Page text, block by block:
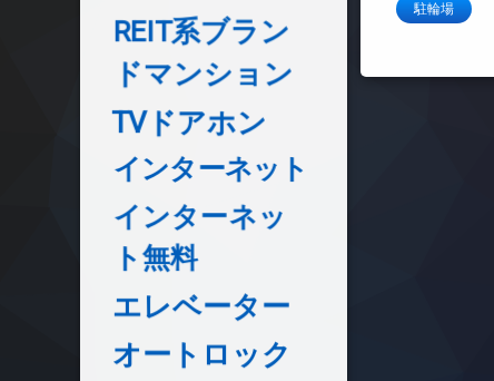
駐輪場
REIT系ブラン
ドマンション
TVドアホン
インターネット
インターネッ
ト無料
エレベーター
オートロック